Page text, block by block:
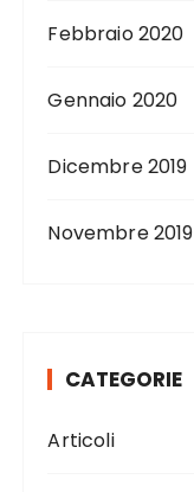
Febbraio 2020
Gennaio 2020
Dicembre 2019
Novembre 2019
CATEGORIE
Articoli